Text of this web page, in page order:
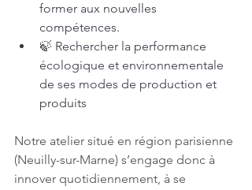
former aux nouvelles
compétences.
🍃 Rechercher la performance
écologique et environnementale
de ses modes de production et
produits
Notre atelier situé en région parisienne
(Neuilly-sur-Marne) s’engage donc à
innover quotidiennement, à se